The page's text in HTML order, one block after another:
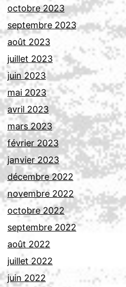
octobre 2023
septembre 2023
août 2023
juillet 2023
juin 2023
mai 2023
avril 2023
mars 2023
février 2023
janvier 2023
décembre 2022
novembre 2022
octobre 2022
septembre 2022
août 2022
juillet 2022
juin 2022